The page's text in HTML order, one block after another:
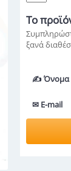
Το
ξανά
✍ Όνομα
✉ E-mail